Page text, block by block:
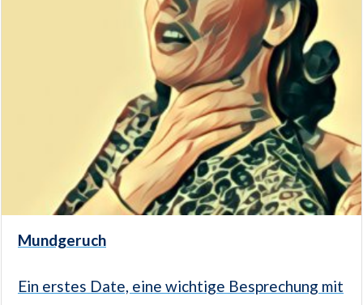
Mundgeruch
Ein erstes Date, eine wichtige Besprechung mit